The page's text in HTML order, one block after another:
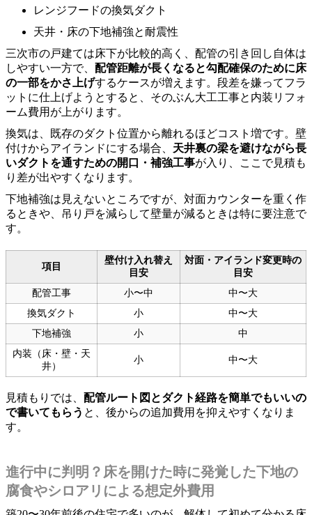
レンジフードの換気ダクト
天井・床の下地補強と耐震性
三次市の戸建ては床下が比較的高く、配管の引き回し自体は
しやすい一方で、 配管距離が長くなると勾配確保のために床
の一部をかさ上げするケースが増えます。段差を嫌ってフラ
ットに仕上げようとすると、そのぶん大工工事と内装リフォ
ーム費用が上がります。
換気は、既存のダクト位置から離れるほどコスト増です。壁
付けからアイランドにする場合、 天井裏の梁を避けながら長
いダクトを通すための開口・補強工事が入り、ここで見積も
り差が出やすくなります。
下地補強は見えないところですが、対面カウンターを重く作
るときや、吊り戸を減らして壁量が減るときは特に要注意で
す。
項目
壁付け入れ替え
目安
対面・アイランド変更時の
目安
配管工事
小〜中
中〜大
換気ダクト
小
中〜大
下地補強
小
中
内装（床・壁・天
井）
小 中〜大
見積もりでは、 配管ルート図とダクト経路を簡単でもいいの
で書いてもらう と、後からの追加費用を抑えやすくなりま
す。
進行中に判明？床を開けた時に発覚した下地の
腐食やシロアリによる想定外費用